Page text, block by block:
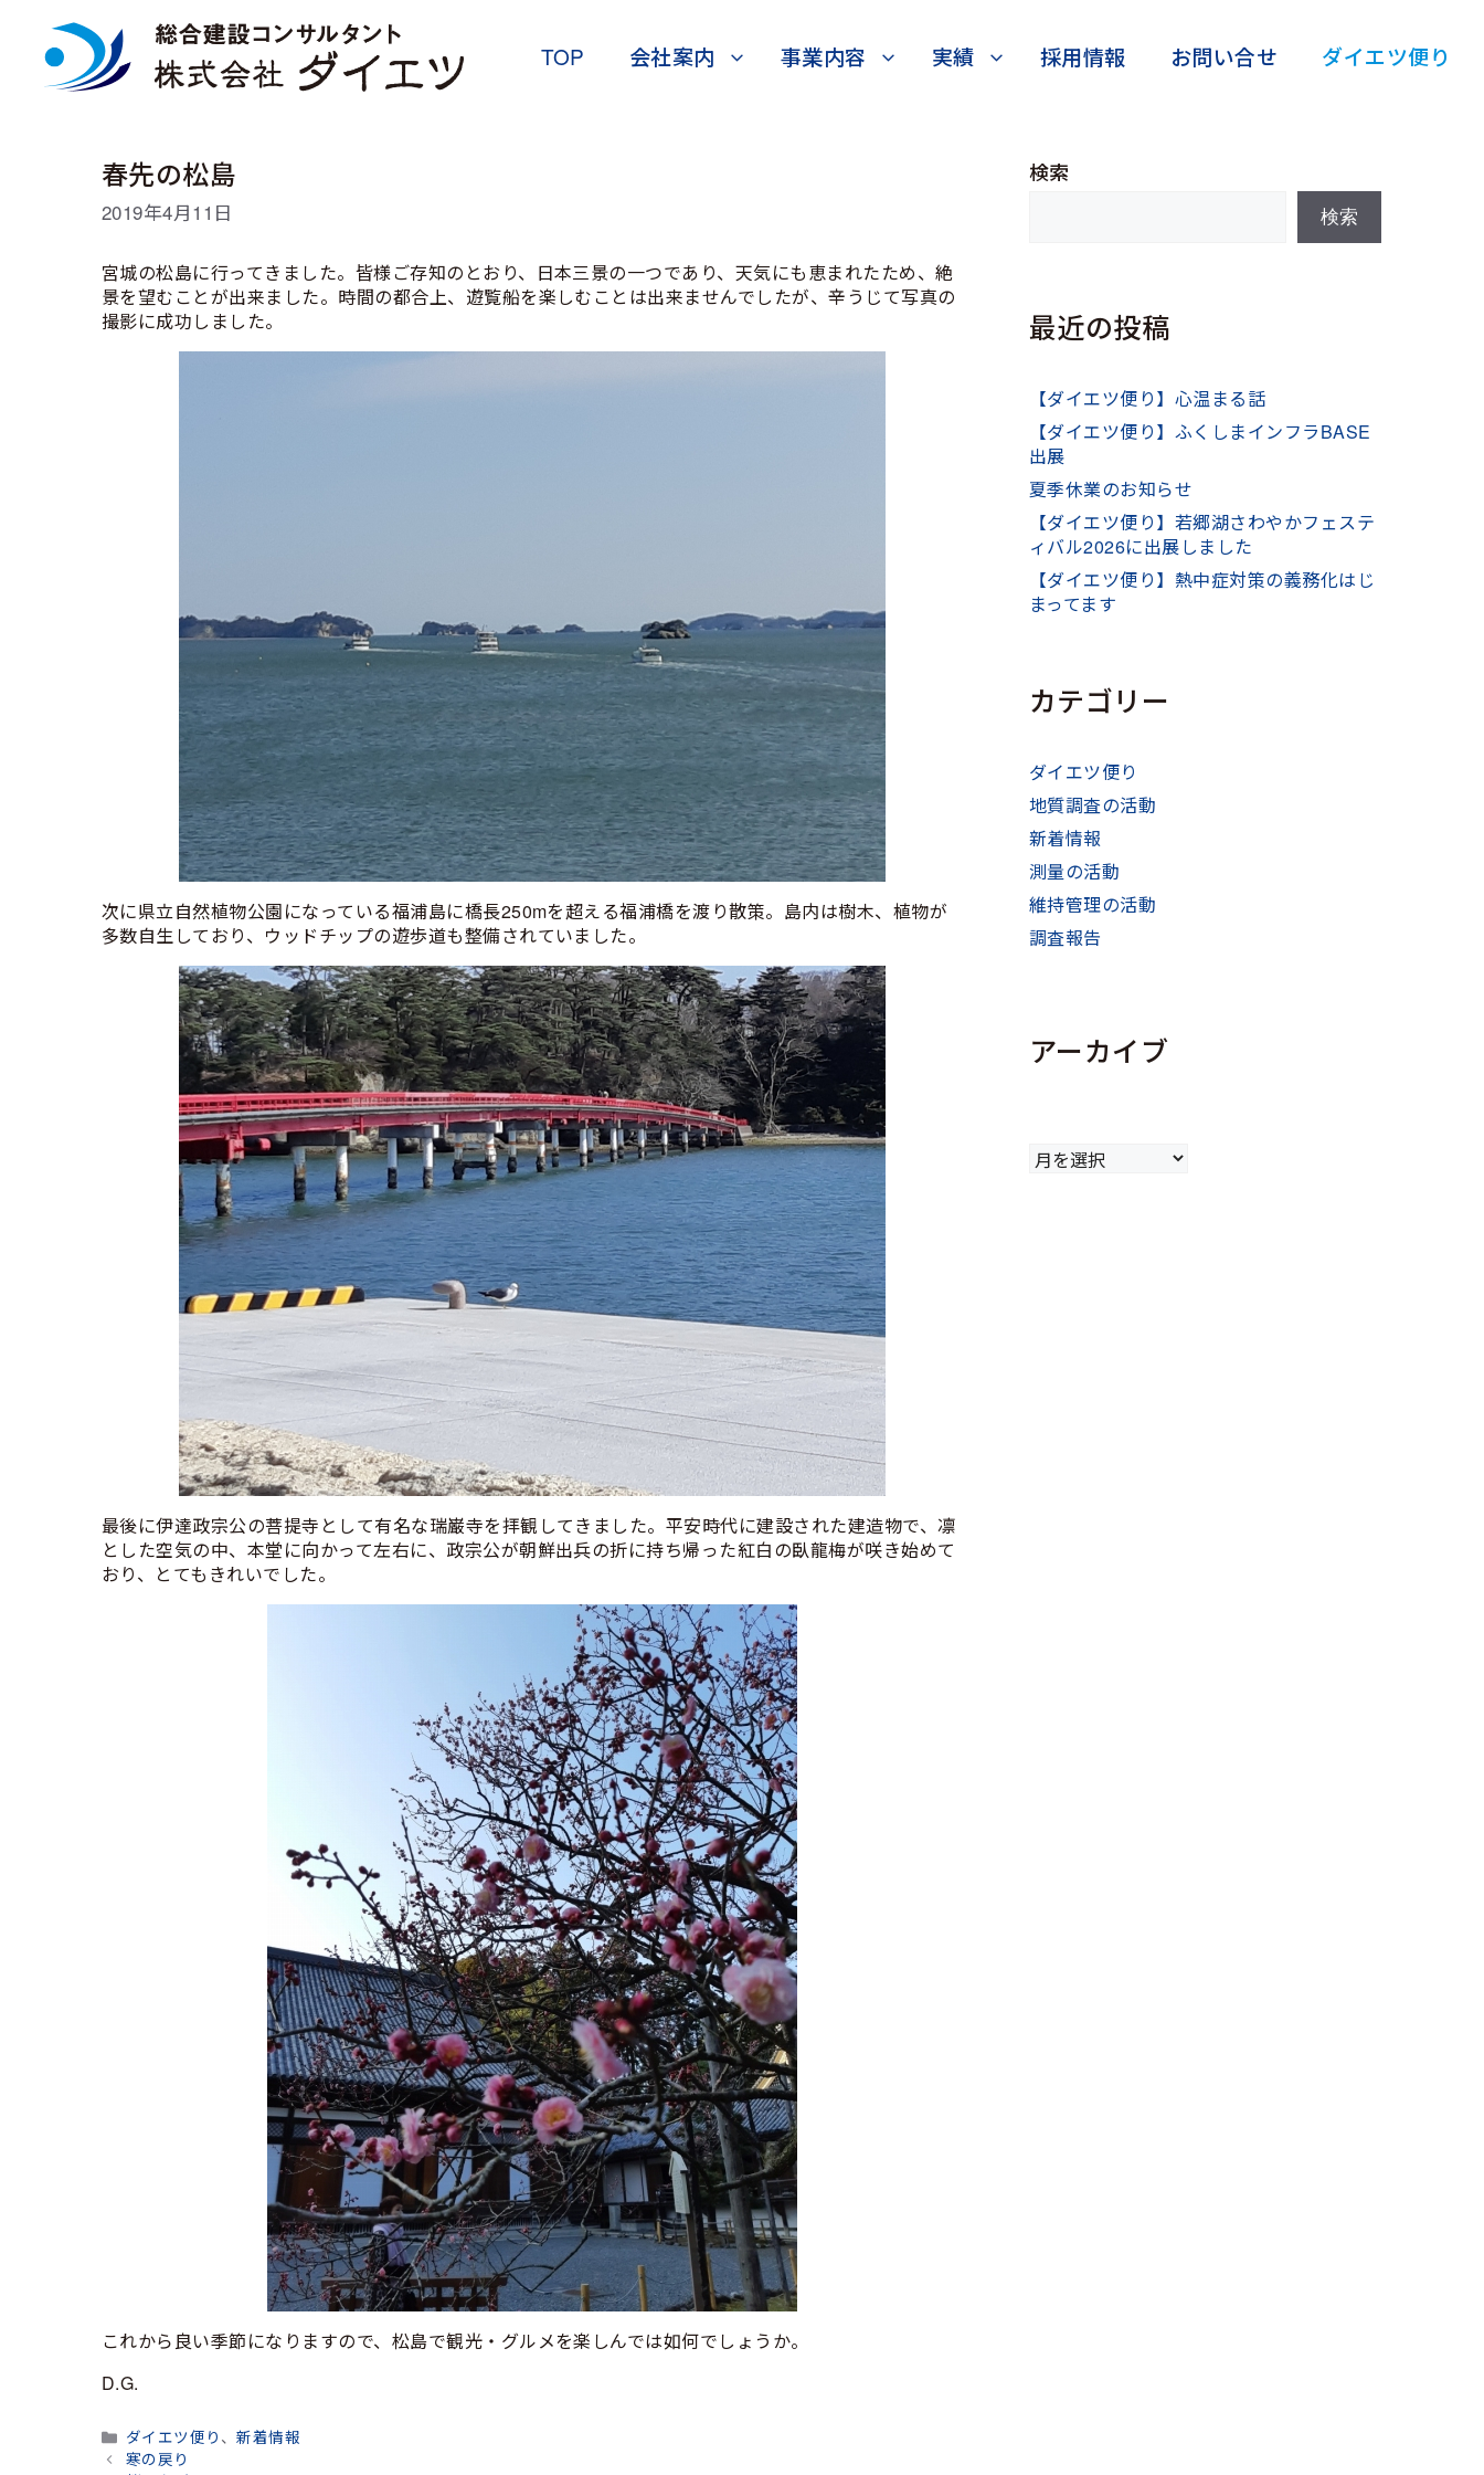
TOP 会社案内 事業内容 実績 採用情報 お問い合せ ダイエツ便り
春先の松島
2019年4月11日
宮城の松島に行ってきました。皆様ご存知のとおり、日本三景の一つであり、天気にも恵まれたため、絶
景を望むことが出来ました。時間の都合上、遊覧船を楽しむことは出来ませんでしたが、辛うじて写真の
撮影に成功しました。
次に県立自然植物公園になっている福浦島に橋長250mを超える福浦橋を渡り散策。島内は樹木、植物が
多数自生しており、ウッドチップの遊歩道も整備されていました。
最後に伊達政宗公の菩提寺として有名な瑞巌寺を拝観してきました。平安時代に建設された建造物で、凛
とした空気の中、本堂に向かって左右に、政宗公が朝鮮出兵の折に持ち帰った紅白の臥龍梅が咲き始めて
おり、とてもきれいでした。
これから良い季節になりますので、松島で観光・グルメを楽しんでは如何でしょうか。
D.G.
カ
テ
ダイエツ便り 、新着情報
寒の戻り
検索
検索
最近の投稿
【ダイエツ便り】心温まる話
【ダイエツ便り】ふくしまインフラBASE
出展
夏季休業のお知らせ
【ダイエツ便り】若郷湖さわやかフェステ
ィバル2026に出展しました
【ダイエツ便り】熱中症対策の義務化はじ
まってます
カテゴリー
ダイエツ便り
地質調査の活動
新着情報
測量の活動
維持管理の活動
調査報告
アーカイブ
ア